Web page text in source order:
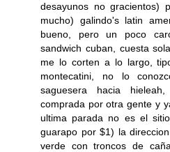
desayunos no gracientos)
mucho) galindo's latin
bueno, pero un poco
sandwich cuban, cuesta
me lo corten a lo largo,
montecatini, no lo
saguesera hacia
comprada por otra gente y
ultima parada no es el
guarapo por $1) la
verde con troncos de